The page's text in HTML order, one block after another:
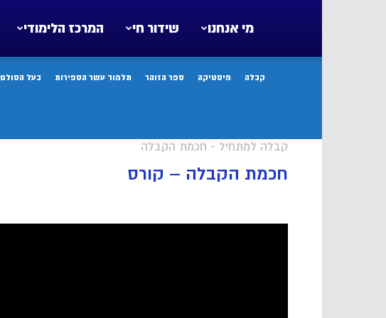
המרכז הלימודי שידור חי מי אנחנו
קבלה מיסטיקה ספר הזוהר תלמוד עשר הספירות בעל הסולם
קבלה למתחיל - חכמת הקבלה
חכמת הקבלה – קורס